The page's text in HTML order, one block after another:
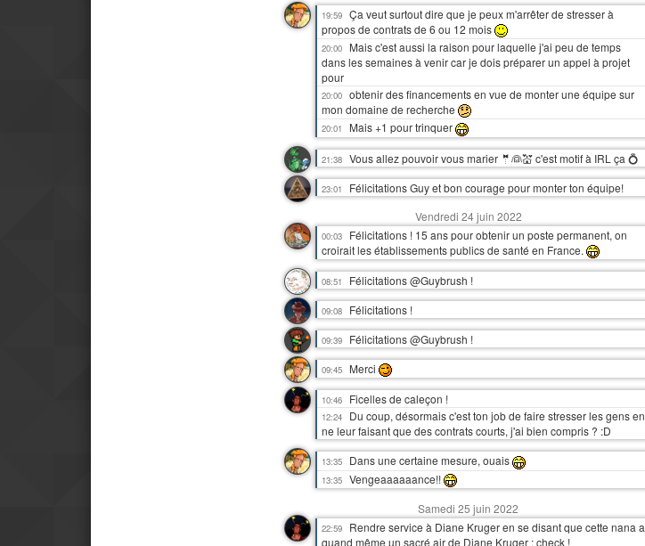
19:59 Ça veut surtout dire que je peux m'arrêter de stresser à
propos de contrats de 6 ou 12 mois
20:00
Mais c'est aussi la raison pour laquelle j'ai peu de temps
dans les semaines à venir car je dois préparer un appel à projet
pour
20:00 obtenir des financements en vue de monter une équipe sur
mon domaine de recherche
20:01 Mais +1 pour trinquer
21:38 Vous allez pouvoir vous marier 🤵👰💒 c'est motif à IRL ça 💍
23:01
Félicitations Guy et bon courage pour monter ton équipe!
Vendredi 24 juin 2022
00:03
Félicitations ! 15 ans pour obtenir un poste permanent, on
croirait les établissements publics de santé en France.
08:51 Félicitations @Guybrush !
09:08 Félicitations !
09:39 Félicitations @Guybrush !
09:45 Merci
10:46 Ficelles de caleçon !
12:24
Du coup, désormais c'est ton job de faire stresser les gens en
ne leur faisant que des contrats courts, j'ai bien compris ? :D
13:35 Dans une certaine mesure, ouais
13:35 Vengeaaaaaance!!
Samedi 25 juin 2022
22:59
Rendre service à Diane Kruger en se disant que cette nana a
quand même un sacré air de Diane Kruger : check !